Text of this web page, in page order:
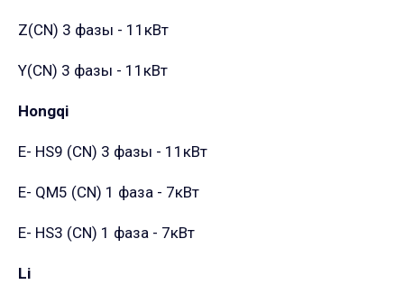
Z(CN) 3 фазы - 11кВт
Y(CN) 3 фазы - 11кВт
Hongqi
E- HS9 (CN) 3 фазы - 11кВт
E- QM5 (CN) 1 фаза - 7кВт
E- HS3 (CN) 1 фаза - 7кВт
Li